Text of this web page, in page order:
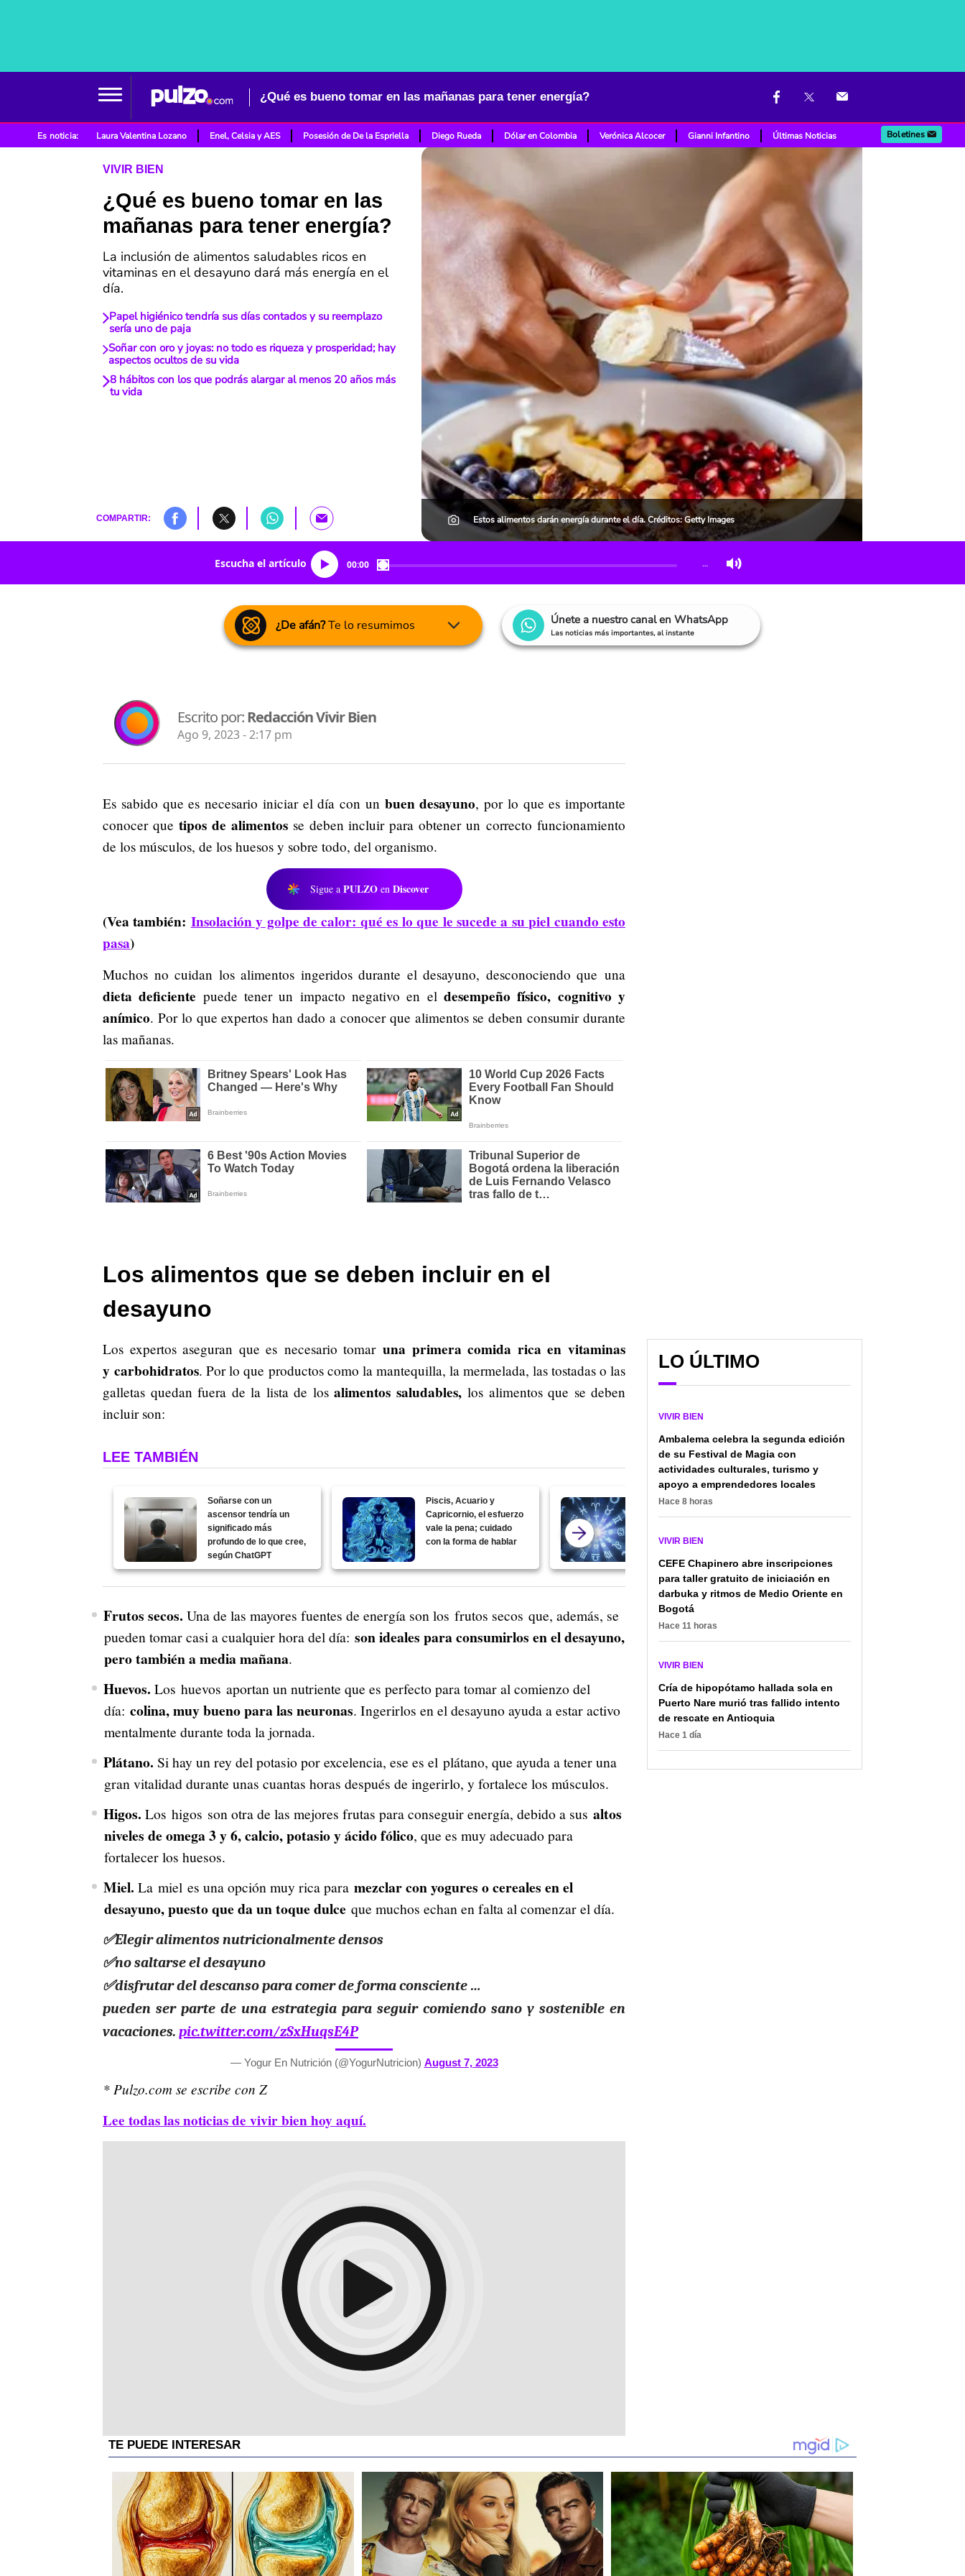
¿Qué es bueno tomar en las mañanas para tener energía?
Es noticia: Laura Valentina Lozano Enel, Celsia y AES Posesión de De la Espriella Diego Rueda Dólar en Colombia Verónica Alcocer Gianni Infantino Últimas Noticias Boletines
VIVIR BIEN
¿Qué es bueno tomar en las
mañanas para tener energía?
La inclusión de alimentos saludables ricos en
vitaminas en el desayuno dará más energía en el
día.
Papel higiénico tendría sus días contados y su reemplazo
sería uno de paja
Soñar con oro y joyas: no todo es riqueza y prosperidad; hay
aspectos ocultos de su vida
8 hábitos con los que podrás alargar al menos 20 años más
tu vida
COMPARTIR: Estos alimentos darán energía durante el día. Créditos: Getty Images
Escucha el artículo 00:00 …
¿De afán?Te lo resumimos Únete a nuestro canal en WhatsApp
Las noticias más importantes, al instante
Escrito por:Redacción Vivir Bien
Ago 9, 2023 - 2:17 pm
Es sabido que es necesario iniciar el día con un buen desayuno, por lo que es importante
conocer que tipos de alimentosse deben incluir para obtener un correcto funcionamiento
de los músculos, de los huesos y sobre todo, del organismo.
Sigue a PULZO en Discover
(Vea también: Insolación y golpe de calor: qué es lo que le sucede a su piel cuando esto
pasa)
Muchos no cuidan los alimentos ingeridos durante el desayuno, desconociendo que una
dieta deficiente puede tener un impacto negativo en eldesempeño físico, cognitivo y
anímico. Por lo que expertos han dado a conocer que alimentos se deben consumir durante
las mañanas.
Los alimentos que se deben incluir en el
desayuno
Los expertos aseguran que es necesario tomaruna primera comida rica en vitaminas
y carbohidratos. Por lo que productos como la mantequilla, la mermelada, las tostadas o las
galletas quedan fuera de la lista de los alimentos saludables, los alimentos que se deben
incluir son:
LEE TAMBIÉN
Soñarse con un
ascensor tendría un
significado más
profundo de lo que cree,
según ChatGPT
Piscis, Acuario y
Capricornio, el esfuerzo
vale la pena; cuidado
con la forma de hablar
Así les irá en agosto a
relaciones
Frutos secos. Una de las mayores fuentes de energía son los frutos secos que, además, se
pueden tomar casi a cualquier hora del día: son ideales para consumirlos en el desayuno,
pero también a media mañana.
Huevos. Los huevos aportan un nutriente que es perfecto para tomar al comienzo del
día: colina, muy bueno para las neuronas. Ingerirlos en el desayuno ayuda a estar activo
mentalmente durante toda la jornada.
Plátano. Si hay un rey del potasio por excelencia, ese es el plátano, que ayuda a tener una
gran vitalidad durante unas cuantas horas después de ingerirlo, y fortalece los músculos.
Higos. Los higos son otra de las mejores frutas para conseguir energía, debido a sus altos
niveles de omega 3 y 6, calcio, potasio y ácido fólico, que es muy adecuado para
fortalecer los huesos.
Miel. La miel es una opción muy rica para mezclar con yogures o cereales en el
desayuno, puesto que da un toque dulce que muchos echan en falta al comenzar el día.
✅Elegir alimentos nutricionalmente densos
✅no saltarse el desayuno
✅disfrutar del descanso para comer de forma consciente …
pueden ser parte de una estrategia para seguir comiendo sano y sostenible en
vacaciones. pic.twitter.com/zSxHuqsE4P
— Yogur En Nutrición (@YogurNutricion) August 7, 2023
* Pulzo.com se escribe con Z
Lee todas las noticias de vivir bien hoy aquí.
LO ÚLTIMO
VIVIR BIEN
Ambalema celebra la segunda edición
de su Festival de Magia con
actividades culturales, turismo y
apoyo a emprendedores locales
Hace 8 horas
VIVIR BIEN
CEFE Chapinero abre inscripciones
para taller gratuito de iniciación en
darbuka y ritmos de Medio Oriente en
Bogotá
Hace 11 horas
VIVIR BIEN
Cría de hipopótamo hallada sola en
Puerto Nare murió tras fallido intento
de rescate en Antioquia
Hace 1 día